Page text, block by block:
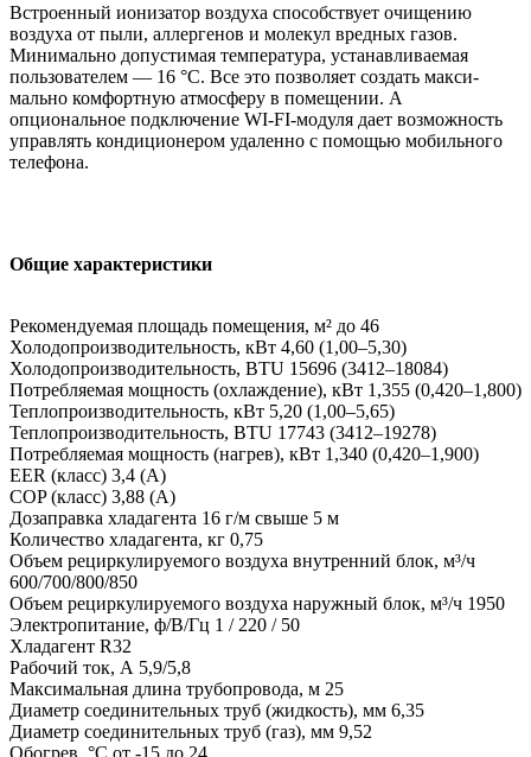
Встроенный ионизатор воздуха способствует очищению
воздуха от пыли, аллергенов и молекул вредных газов.
Минимально допустимая температура, устанавливаемая
пользователем — 16 °С. Все это позволяет создать макси­
мально комфортную атмосферу в помещении. А
опциональное подключение WI-FI-модуля дает возможность
управлять кондиционером удаленно с помощью мобильного
телефона.
Общие характеристики
Рекомендуемая площадь помещения, м² до 46
Холодопроизводительность, кВт 4,60 (1,00–5,30)
Холодопроизводительность, BTU 15696 (3412–18084)
Потребляемая мощность (охлаждение), кВт 1,355 (0,420–1,800)
Теплопроизводительность, кВт 5,20 (1,00–5,65)
Теплопроизводительность, BTU 17743 (3412–19278)
Потребляемая мощность (нагрев), кВт 1,340 (0,420–1,900)
EER (класс) 3,4 (A)
COP (класс) 3,88 (A)
Дозаправка хладагента 16 г/м свыше 5 м
Количество хладагента, кг 0,75
Объем рециркулируемого воздуха внутренний блок, м³/ч
600/700/800/850
Объем рециркулируемого воздуха наружный блок, м³/ч 1950
Электропитание, ф/В/Гц 1 / 220 / 50
Хладагент R32
Рабочий ток, А 5,9/5,8
Максимальная длина трубопровода, м 25
Диаметр соединительных труб (жидкость), мм 6,35
Диаметр соединительных труб (газ), мм 9,52
Обогрев, °С от -15 до 24